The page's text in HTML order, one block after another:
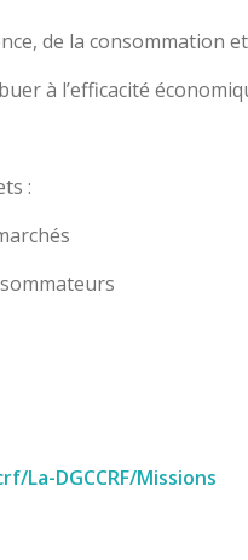
de la consommation
à l’efficacité
:
DGCCRF/Missions